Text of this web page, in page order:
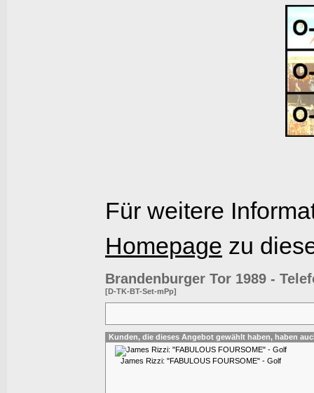
Für weitere
Homepage zu
Brandenburger Tor 1989 -
[D-TK-BT-Set-mPp]
Kunden, die dieses Angebot gewählt haben, haben
James Rizzi: "FABULOUS FOURSOME" - Golf